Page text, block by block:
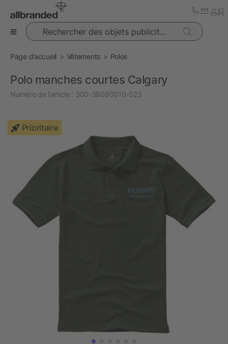
Rechercher des objets publicitaires
Page d’accueil Vêtements Polos
Polo manches courtes Calgary
Numéro de l’article : 300-38080010-023
Prioritaire